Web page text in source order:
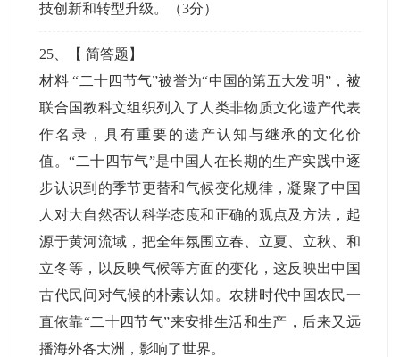
技创新和转型升级。（3分）
25 、【简答题 】
材料 “二十四节气”被誉为“中国的第五大发明”，被
联合国教科文组织列入了人类非物质文化遗产代表
作名录，具有重要的遗产认知与继承的文化价
值。“二十四节气”是中国人在长期的生产实践中逐
步认识到的季节更替和气候变化规律，凝聚了中国
人对大自然否认科学态度和正确的观点及方法，起
源于黄河流域，把全年氛围立春、立夏、立秋、和
立冬等，以反映气候等方面的变化，这反映出中国
古代民间对气候的朴素认知。农耕时代中国农民一
直依靠“二十四节气”来安排生活和生产，后来又远
播海外各大洲，影响了世界。